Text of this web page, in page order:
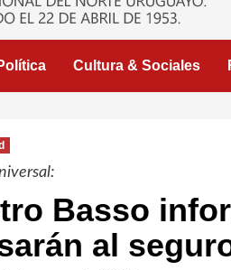
Cultura & Sociales
Basso
al